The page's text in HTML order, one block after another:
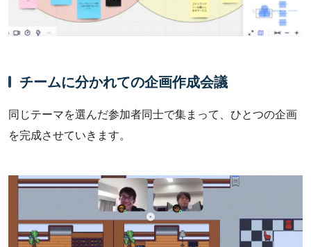
チームに分かれての企画作成会議
同じテーマを選んだ参加者同士で集まって、ひとつの企画
を完成させていきます。